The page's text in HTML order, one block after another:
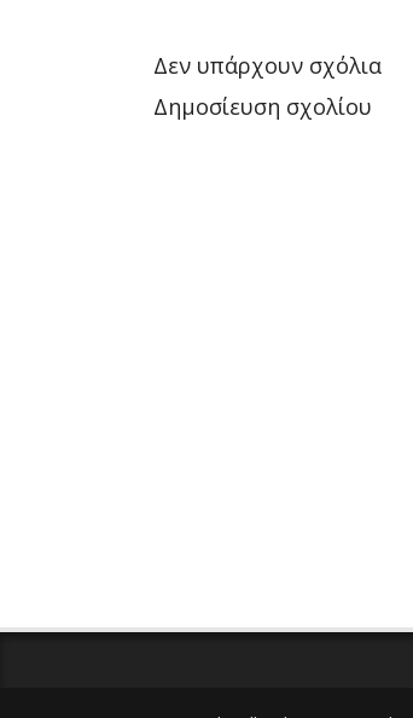
Δεν υπάρχουν σχόλια
Δημοσίευση σχολίου